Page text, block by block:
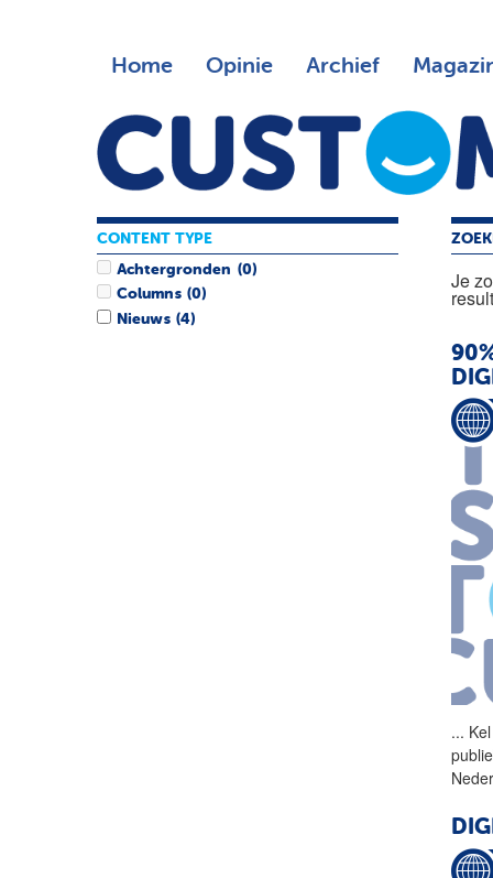
Home Opinie Archief
Je
...
CONTENT TYPE
Achtergronden (0)
Columns (0)
Nieuws (4)